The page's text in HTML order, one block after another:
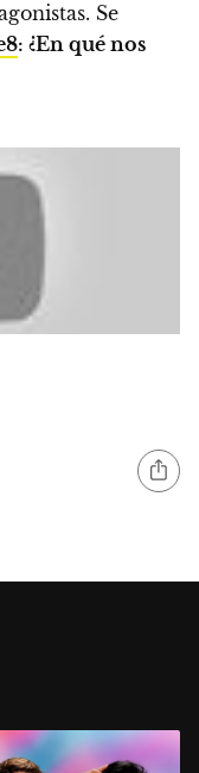
Se
: ¿En qué nos